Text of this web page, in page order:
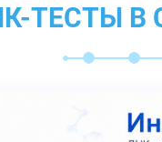
ТЕСТЫ В